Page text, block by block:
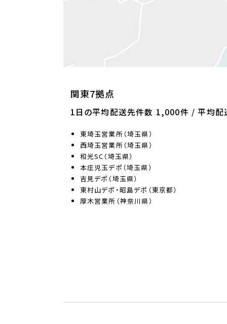
関東7拠点
1日の平均配送先件数 1,000件 / 平均配
東埼玉営業所（埼玉県）
西埼玉営業所（埼玉県）
和光SC（埼玉県）
本庄児玉デポ（埼玉県）
吉見デポ（埼玉県）
東村山デポ・昭島デポ（東京都）
厚木営業所（神奈川県）